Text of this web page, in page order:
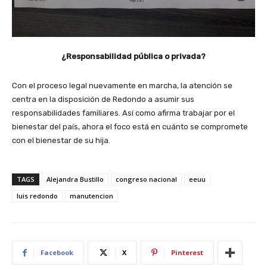
¿Responsabilidad pública o privada?
Con el proceso legal nuevamente en marcha, la atención se
centra en la disposición de Redondo a asumir sus
responsabilidades familiares. Así como afirma trabajar por el
bienestar del país, ahora el foco está en cuánto se compromete
con el bienestar de su hija.
TAGS Alejandra Bustillo congreso nacional
eeuu
luis redondo
manutencion
Facebook X Pinterest